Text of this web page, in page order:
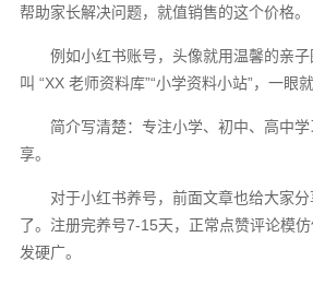
帮助家长解决问题，就值销售的这个价格。
例如小红书账号，头像就用温馨的亲
叫 “XX 老师资料库”“小学资料小站”，一眼
简介写清楚：专注小学、初中、高中
享。
对于小红书养号，前面文章也给大家
了。注册完养号7-15天，正常点赞评论模
发硬广。